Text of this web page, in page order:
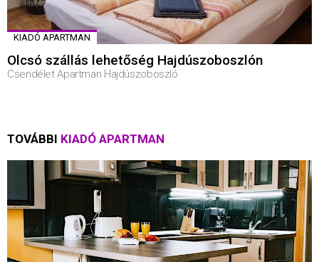
KIADÓ APARTMAN
Olcsó szállás lehetőség Hajdúszoboszlón
Csendélet Apartman Hajdúszoboszló
TOVÁBBI KIADÓ APARTMAN